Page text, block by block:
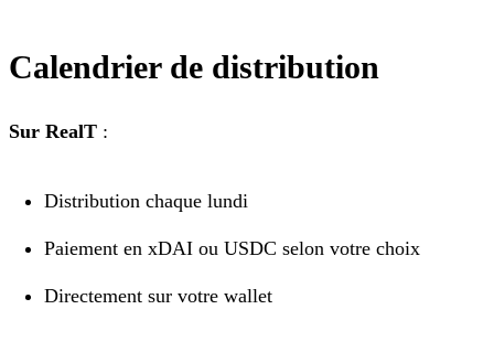
Calendrier de distribution
Sur RealT :
Distribution chaque lundi
Paiement en xDAI ou USDC selon votre choix
Directement sur votre wallet